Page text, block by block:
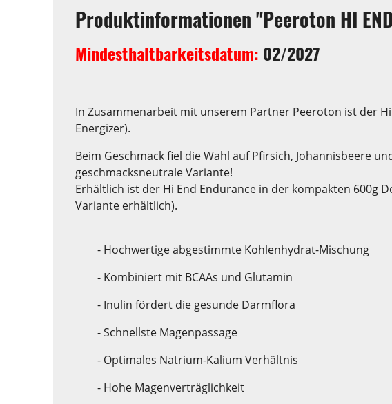
Produktinformationen "Peeroton HI END
Mindesthaltbarkeitsdatum: 02/2027
In Zusammenarbeit mit unserem Partner Peeroton ist der
Energizer).
Beim Geschmack fiel die Wahl auf Pfirsich, Johannisbeere
geschmacksneutrale Variante!
Erhältlich ist der Hi End Endurance in der kompakten 600g
Variante erhältlich).
- Hochwertige abgestimmte Kohlenhydrat-Mischung
- Kombiniert mit BCAAs und Glutamin
- Inulin fördert die gesunde Darmflora
- Schnellste Magenpassage
- Optimales Natrium-Kalium Verhältnis
- Hohe Magenverträglichkeit